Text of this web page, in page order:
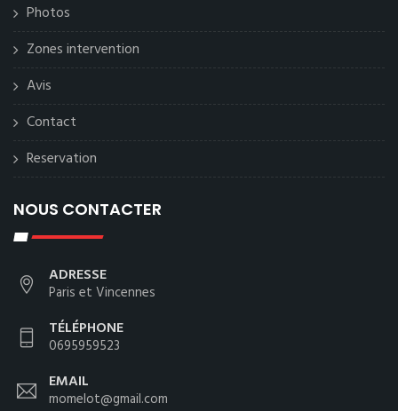
Photos
Zones intervention
Avis
Contact
Reservation
NOUS CONTACTER
ADRESSE
Paris et Vincennes
TÉLÉPHONE
0695959523
EMAIL
momelot@gmail.com